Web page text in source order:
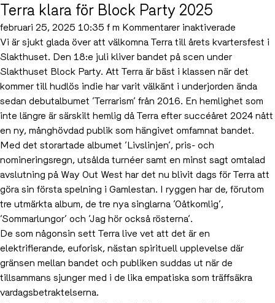
Party
Terra klara för Block Party 2025
februari 25, 2025 10:35 f m Kommentarer inaktiverade
Terra
för
Block
Party
2025
Vi är sjukt glada över att välkomna Terra till årets kvartersfest i
Slakthuset. Den 18:e juli kliver bandet på scen under
Slakthuset Block Party. Att Terra är bäst i klassen när det
kommer till hudlös indie har varit välkänt i underjorden ända
sedan debutalbumet ’Terrarism’ från 2016. En hemlighet som
inte längre är särskilt hemlig då Terra efter succéåret 2024 nått
en ny, månghövdad publik som hängivet omfamnat bandet.
Med det storartade albumet ’Livslinjen’, pris- och
nomineringsregn, utsålda turnéer samt en minst sagt omtalad
avslutning på Way Out West har det nu blivit dags för Terra att
göra sin första spelning i Gamlestan. I ryggen har de, förutom
tre utmärkta album, de tre nya singlarna ’Oåtkomlig’,
’Sommarlungor’ och ’Jag hör också rösterna’.
De som någonsin sett Terra live vet att det är en
elektrifierande, euforisk, nästan spirituell upplevelse där
gränsen mellan bandet och publiken suddas ut när de
tillsammans sjunger med i de lika empatiska som träffsäkra
vardagsbetraktelserna.